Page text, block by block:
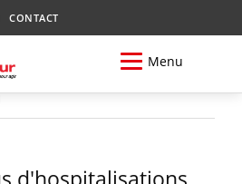
CONTACT
Menu